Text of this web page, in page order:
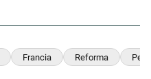
Francia Reforma